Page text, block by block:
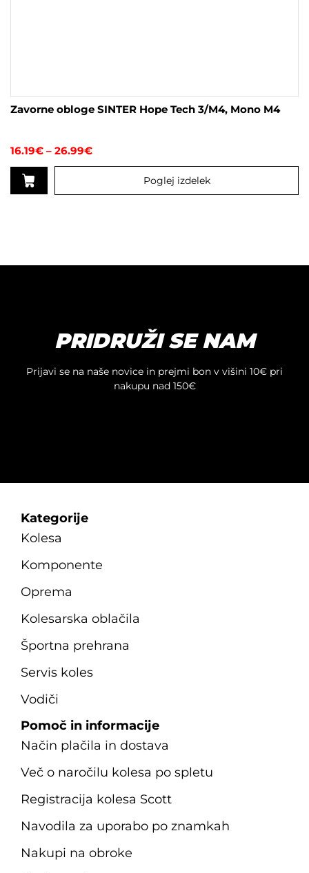
Zavorne obloge SINTER Hope Tech 3/M4, Mono M4
16.19€ – 26.99€Cenovni
od
do
Poglej izdelek
PRIDRUŽI SE NAM
Prijavi se na naše novice in prejmi bon v višini 10€ pri
nakupu nad 150€
Kategorije
Kolesa
Komponente
Oprema
Kolesarska oblačila
Športna prehrana
Servis koles
Vodiči
Pomoč in informacije
Način plačila in dostava
Več o naročilu kolesa po spletu
Registracija kolesa Scott
Navodila za uporabo po znamkah
Nakupi na obroke